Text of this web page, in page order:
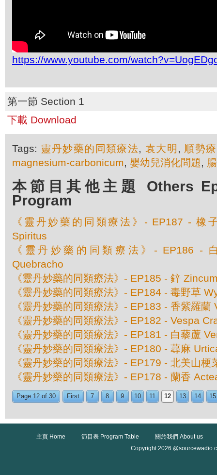
https://www.youtube.com/
第一節 Section 1
下載 Download
Tags: 靈丹妙藥的同類療法, 袁大明 , 順勢
magnesium-carbonicum, 嬰幼兒消化問題,
本節目其他主題 Others
Program
《靈丹妙藥的同類療法》- EP187 - 橡
Spiritus
《靈丹妙藥的同類療法》- EP186 -
Quebracho
《靈丹妙藥的同類療法》- EP185 - 鋅
《靈丹妙藥的同類療法》- EP184 - 毒野草
《靈丹妙藥的同類療法》- EP183 - 香紫羅蘭
《靈丹妙藥的同類療法》- EP182 - Vespa
《靈丹妙藥的同類療法》- EP181 - 白藜蘆
《靈丹妙藥的同類療法》- EP180 - 蕁麻
《靈丹妙藥的同類療法》- EP179 - 北美山
《靈丹妙藥的同類療法》- EP178 - 蘭香
Page 12 of 30 First 7 8 9 10 11 12 13 14 15
主頁 Home 節目表 Program Table
關於我們 About us
Copyright 2026